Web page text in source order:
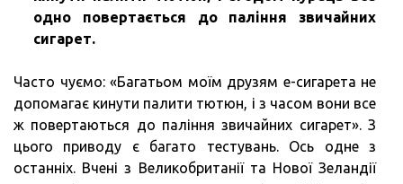
одно повертається до паління звичайних
сигарет.
Часто чуємо: «Багатьом моїм друзям е-сигарета не
допомагає кинути палити тютюн, і з часом вони все
ж повертаються до паління звичайних сигарет». З
цього приводу є багато тестувань. Ось одне з
останніх. Вчені з Великобританії та Нової Зеландії